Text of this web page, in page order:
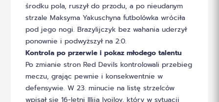
środku pola, ruszył do przodu, a po nieudanym
strzale Maksyma Yakuschyna futbolówka wróciła
pod jego nogi. Brazylijczyk bez wahania uderzył
ponownie i podwyższył na 2:0.
Kontrola po przerwie i pokaz młodego talentu
Po zmianie stron Red Devils kontrolowali przebieg
meczu, grając pewnie i konsekwentnie w
defensywie. W 23. minucie na listę strzelców
wpisał się 16-letni Illija Ivoilov, który w sytuacji